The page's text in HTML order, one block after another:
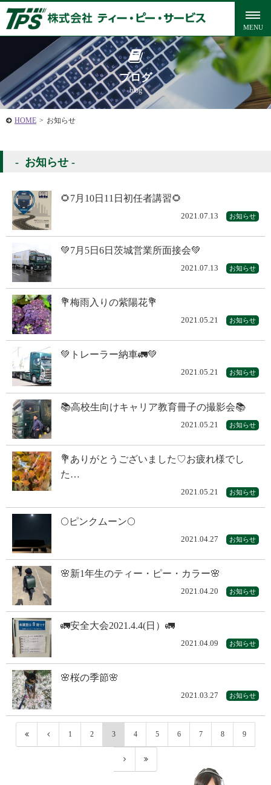
ブログ
blog
HOME > お知らせ
お知らせ
🌻7月10日11日初任者講習🌻
2021.07.13 お知らせ
💚7月5日6日茨城営業所面接会💚
2021.07.13 お知らせ
💐梅雨入りの紫陽花💐
2021.05.21 お知らせ
💚トレーラー納車🚛💚
2021.05.21 お知らせ
📚高校生向けキャリア教育冊子の撮影会📚
2021.05.21 お知らせ
💐ありがとうございました♡お疲れ様でし
た…
2021.05.21 お知らせ
🌕ピンクムーン🌕
2021.04.27 お知らせ
🌸新1年生のティー・ピー・カラー🌸
2021.04.20 お知らせ
🚛安全大会2021.4.4(日）🚛
2021.04.09 お知らせ
🌸桜の季節🌸
2021.03.27 お知らせ
1 2 3 4 5 6 7 8 9